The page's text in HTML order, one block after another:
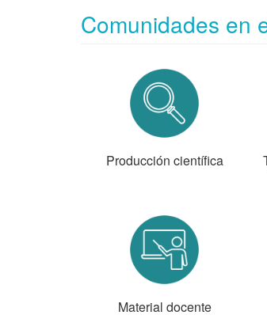
Comunidades en
Producción científica
Material docente